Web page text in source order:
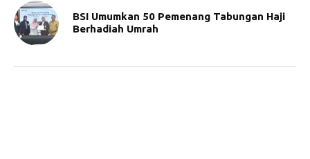
BSI Umumkan 50 Pemenang Tabungan Haji
Berhadiah Umrah